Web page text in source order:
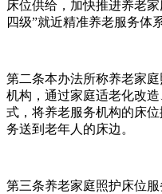
床位供给，加快推进养老
四级”就近精准养老服务体
第二条本办法所称养老家
机构，通过家庭适老化改
式，将养老服务机构的床
务送到老年人的床边。
第三条养老家庭照护床位